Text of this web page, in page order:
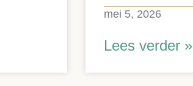
mei 5, 2026
Lees verder »